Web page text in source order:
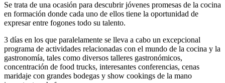
Se trata de una ocasión para descubrir jóvenes promesas de la cocina
en formación donde cada uno de ellos tiene la oportunidad de
expresar entre fogones todo su talento.
3 días en los que paralelamente se lleva a cabo un excepcional
programa de actividades relacionadas con el mundo de la cocina y la
gastronomía, tales como diversos talleres gastronómicos,
concentración de food trucks, interesantes conferencias, cenas
maridaje con grandes bodegas y show cookings de la mano